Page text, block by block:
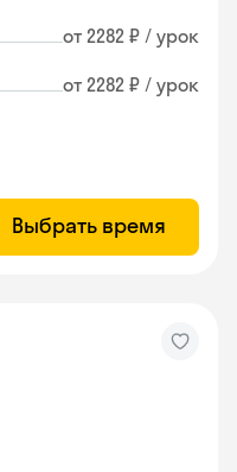
от 2282 ₽ / урок
от 2282 ₽ / урок
Выбрать время